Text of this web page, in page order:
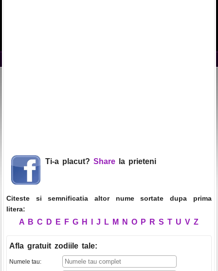
Ti-a placut? Share la prieteni
Citeste si semnificatia altor nume sortate dupa prima
litera:
A B C D E F G H J L M N O P R S T U V Z
Afla gratuit zodiile tale:
Numele tau: